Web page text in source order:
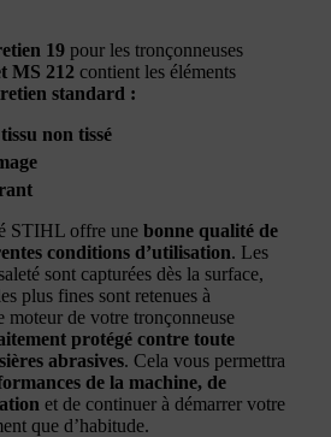
19 pour les tronçonneuses
MS 212 contient les éléments
standard :
non tissé
STIHL offre une bonne qualité de
conditions d’utilisation. Les
sont capturées dès la surface,
plus fines sont retenues à
moteur de votre tronçonneuse
protégé contre toute
abrasives. Cela vous permettra
de la machine, de
et de continuer à démarrer votre
que d’habitude.